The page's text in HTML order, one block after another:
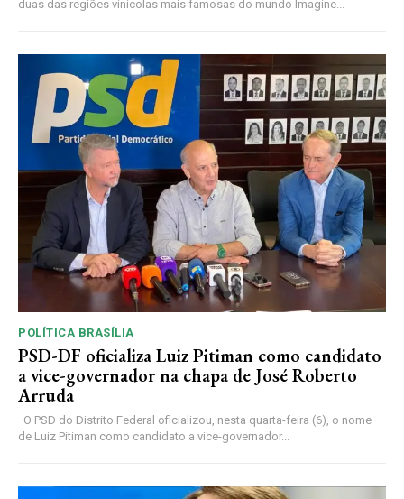
duas das regiões vinícolas mais famosas do mundo Imagine...
POLÍTICA BRASÍLIA
PSD-DF oficializa Luiz Pitiman como candidato
a vice-governador na chapa de José Roberto
Arruda
de Luiz Pitiman como candidato a vice-governador...